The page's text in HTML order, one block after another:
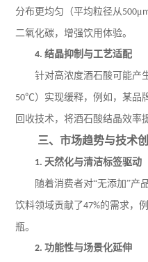
分布更均匀（平均粒径从500μ
二氧化碳，增强饮用体验。
4. 结晶抑制与工艺适配
针对高浓度酒石酸可能产
50℃）实现缓释，例如，某品
回收技术，将酒石酸结晶效率
三、市场趋势与技术
1. 天然化与清洁标签驱动
随着消费者对“无添加”产
饮料领域贡献了47%的需求，
瓶。
2. 功能性与场景化延伸